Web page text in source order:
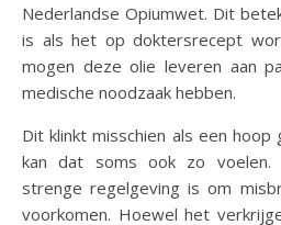
Nederlandse Opiumwet. Dit
is als het op doktersrecept
mogen deze olie leveren aan
medische noodzaak hebben.
Dit klinkt misschien als een
kan dat soms ook zo
strenge regelgeving is om
voorkomen. Hoewel het